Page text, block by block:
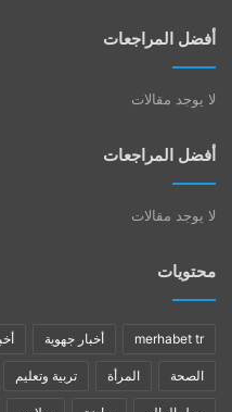
أفضل المراجعات
لا يوجد مقالات
أفضل المراجعات
لا يوجد مقالات
محتويات
merhabet tr أخبار جهوية
الصحة المرأة تربية وتعليم